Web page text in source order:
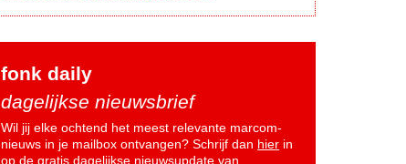
fonk daily
dagelijkse nieuwsbrief
Wil jij elke ochtend het meest relevante marcom-
nieuws in je mailbox ontvangen? Schrijf dan hier in
op de gratis dagelijkse nieuwsupdate van